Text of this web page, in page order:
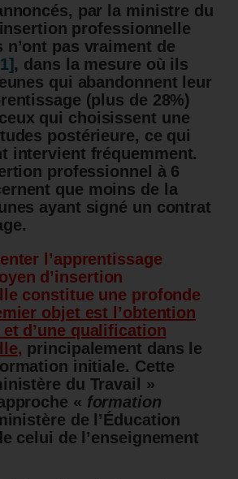
par la ministre du
professionnelle
n’ont pas vraiment de
, dans la mesure où ils
qui abandonnent leur
(plus de 28%)
qui choisissent une
postérieure, ce qui
intervient fréquemment.
professionnel à 6
que moins de la
ayant signé un contrat
l’apprentissage
d’insertion
constitue une profonde
objet est l’obtention
et d’une qualification
, principalement dans le
initiale. Cette
du Travail »
« formation
de l’Éducation
celui de l’enseignement